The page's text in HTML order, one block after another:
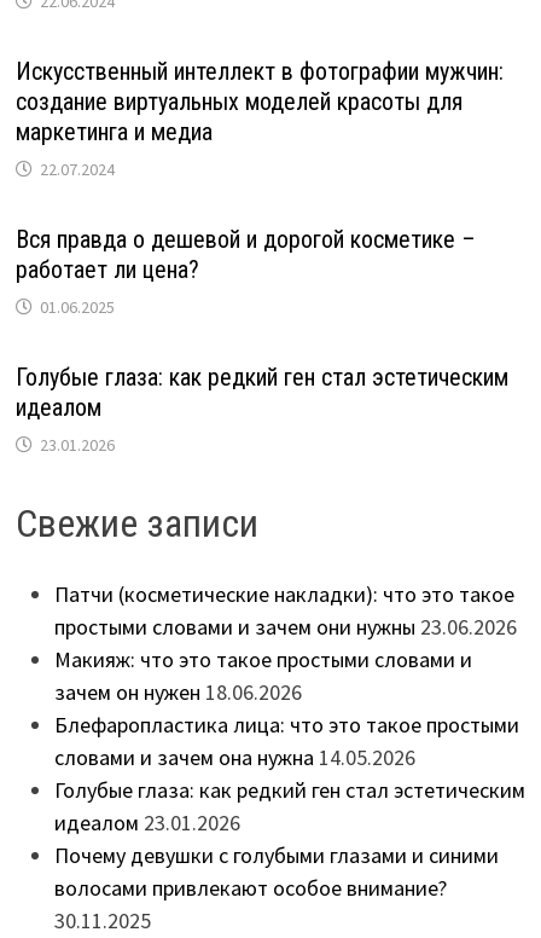
Искусственный интеллект в фотографии мужчин:
создание виртуальных моделей красоты для
маркетинга и медиа
22.07.2024
Вся правда о дешевой и дорогой косметике –
работает ли цена?
01.06.2025
Голубые глаза: как редкий ген стал эстетическим
идеалом
23.01.2026
Свежие записи
Патчи (косметические накладки): что это такое
простыми словами и зачем они нужны 23.06.2026
Макияж: что это такое простыми словами и
зачем он нужен 18.06.2026
Блефаропластика лица: что это такое простыми
словами и зачем она нужна 14.05.2026
Голубые глаза: как редкий ген стал эстетическим
идеалом 23.01.2026
Почему девушки с голубыми глазами и синими
волосами привлекают особое внимание?
30.11.2025